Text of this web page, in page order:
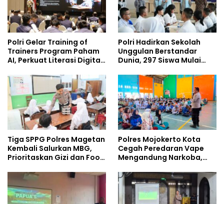
Polri Gelar Training of
Trainers Program Paham
AI, Perkuat Literasi Digital
Polri Hadirkan Sekolah
Unggulan Berstandar
Dunia, 297 Siswa Mulai
Tiga SPPG Polres Magetan
Kembali Salurkan MBG,
Prioritaskan Gizi dan Food
Polres Mojokerto Kota
Cegah Peredaran Vape
Mengandung Narkoba,
Kalangan Remaja